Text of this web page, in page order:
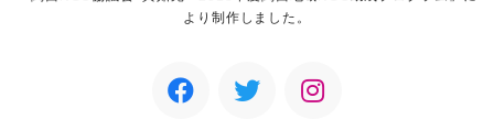
より制作しました。